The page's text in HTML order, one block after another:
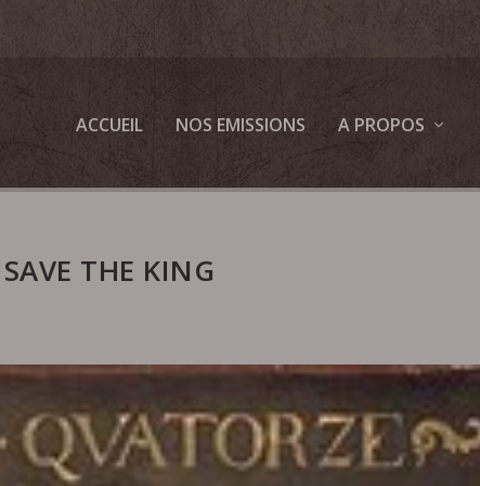
ACCUEIL NOS EMISSIONS A PROPOS
THE KING